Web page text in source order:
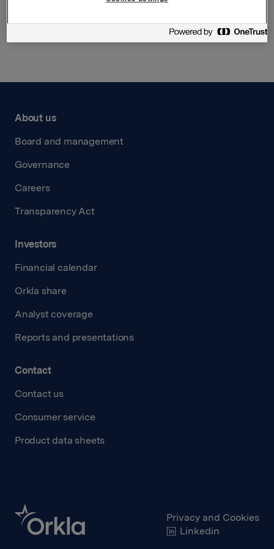
Back to press releases
About us
Board and management
Governance
Careers
Transparency Act
Investors
Financial calendar
Orkla share
Analyst coverage
Reports and presentations
Contact
Contact us
Consumer service
Product data sheets
Privacy and Cookies
Linkedin